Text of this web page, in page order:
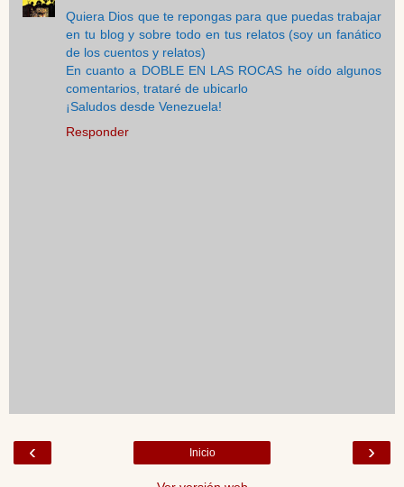
Quiera Dios que te repongas para que puedas trabajar
en tu blog y sobre todo en tus relatos (soy un fanático
de los cuentos y relatos)
En cuanto a DOBLE EN LAS ROCAS he oído algunos
comentarios, trataré de ubicarlo
¡Saludos desde Venezuela!
Responder
‹ ›
Inicio